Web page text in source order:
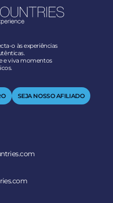
o às experiências
e viva momentos
SEJA NOSSO AFILIADO